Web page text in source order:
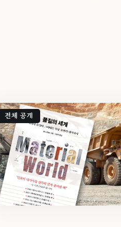
전체 공개